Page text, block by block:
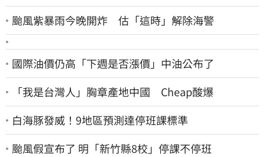
颱風紫暴雨今晚開炸 估「這時」解除海警
國際油價仍高「下週是否漲價」中油公布了
「我是台灣人」胸章產地中國 Cheap酸爆
白海豚發威！9地區預測達停班課標準
颱風假宣布了 明「新竹縣8校」停課不停班